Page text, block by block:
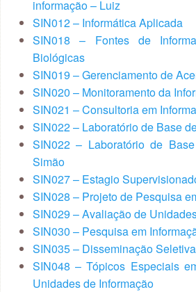
informação – Luiz
SIN012 – Informática Aplicada
SIN018 – Fontes de
Biológicas
SIN019 – Gerenciamento de
SIN020 – Monitoramento da
SIN021 – Consultoria em
SIN022 – Laboratório de Base
SIN022 – Laboratório de
Simão
SIN027 – Estagio
SIN028 – Projeto de Pesquisa
SIN029 – Avaliação de
SIN030 – Pesquisa em
SIN035 – Disseminação
SIN048 – Tópicos Especiais
Unidades de Informação